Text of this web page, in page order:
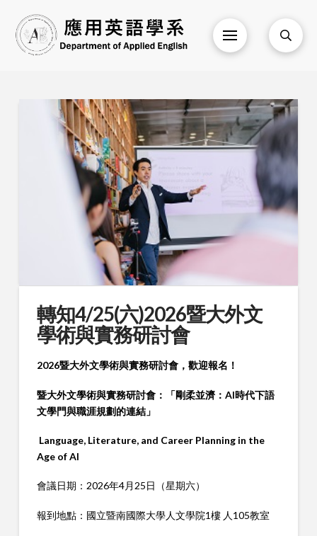
轉知4/25(六)2026暨大外文
學術與實務研討會
2026暨大外文學術與實務研討會，歡迎報名！
暨大外文學術與實務研討會：「剛柔並濟： AI時代下語
文學門與職涯規劃的連結」
Language, Literature, and Career Planning in the
Age of AI
會議日期：2026年4月25日（星期六）
報到地點：國立暨南國際大學人文學院1樓 人105教室